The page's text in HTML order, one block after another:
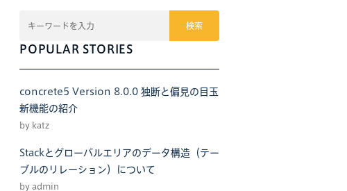
検索
POPULAR STORIES
concrete5 Version 8.0.0 独断と偏見の目玉
新機能の紹介
by katz
Stackとグローバルエリアのデータ構造（テー
ブルのリレーション）について
by admin